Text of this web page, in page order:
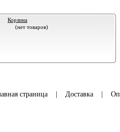
Корзина
(нет товаров)
страница| Доставка|